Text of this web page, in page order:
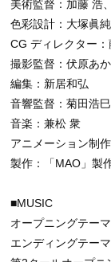
美術監督：加藤 浩
色彩設計：大塚眞純
CG ディレクター
撮影監督：伏原あ
編集：新居和弘
音響監督：菊田浩巳
音楽：兼松 衆
アニメーション制
製作：「MAO」製
■MUSIC
オープニングテー
エンディングテー